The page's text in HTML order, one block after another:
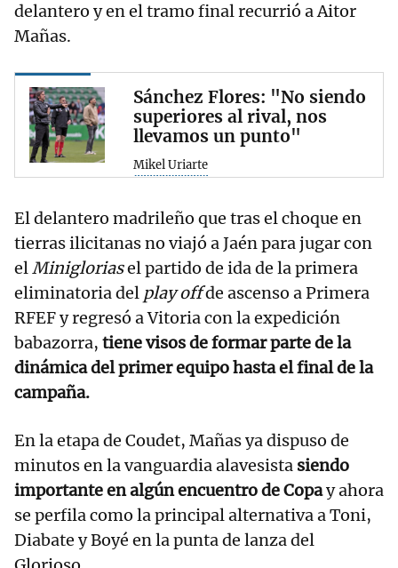
delantero y en el tramo final recurrió a Aitor
Mañas.
Sánchez Flores: "No siendo
superiores al rival, nos
llevamos un punto"
Mikel Uriarte
El delantero madrileño que tras el choque en
tierras ilicitanas no viajó a Jaén para jugar con
elMinigloriasel partido de ida de la primera
eliminatoria del play offde ascenso a Primera
RFEF y regresó a Vitoria con la expedición
babazorra, tiene visos de formar parte de la
dinámica del primer equipo hasta el final de la
campaña.
En la etapa de Coudet, Mañas ya dispuso de
minutos en la vanguardia alavesista siendo
importante en algún encuentro de Copay ahora
se perfila como la principal alternativa a Toni,
Diabate y Boyé en la punta de lanza del